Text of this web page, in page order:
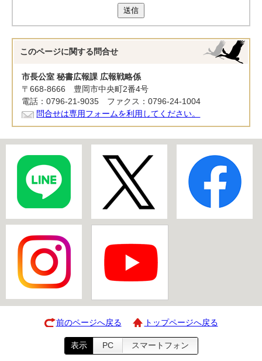
送信
このページに関する 問合せ
市長公室 秘書広報課 広報戦略係
〒668-8666 豊岡市中央町2番4号
電話：0796-21-9035 ファクス：0796-24-1004
問合せは専用フォームを利用してください。
前のページへ戻る トップページへ戻る
表示 PC スマートフォン